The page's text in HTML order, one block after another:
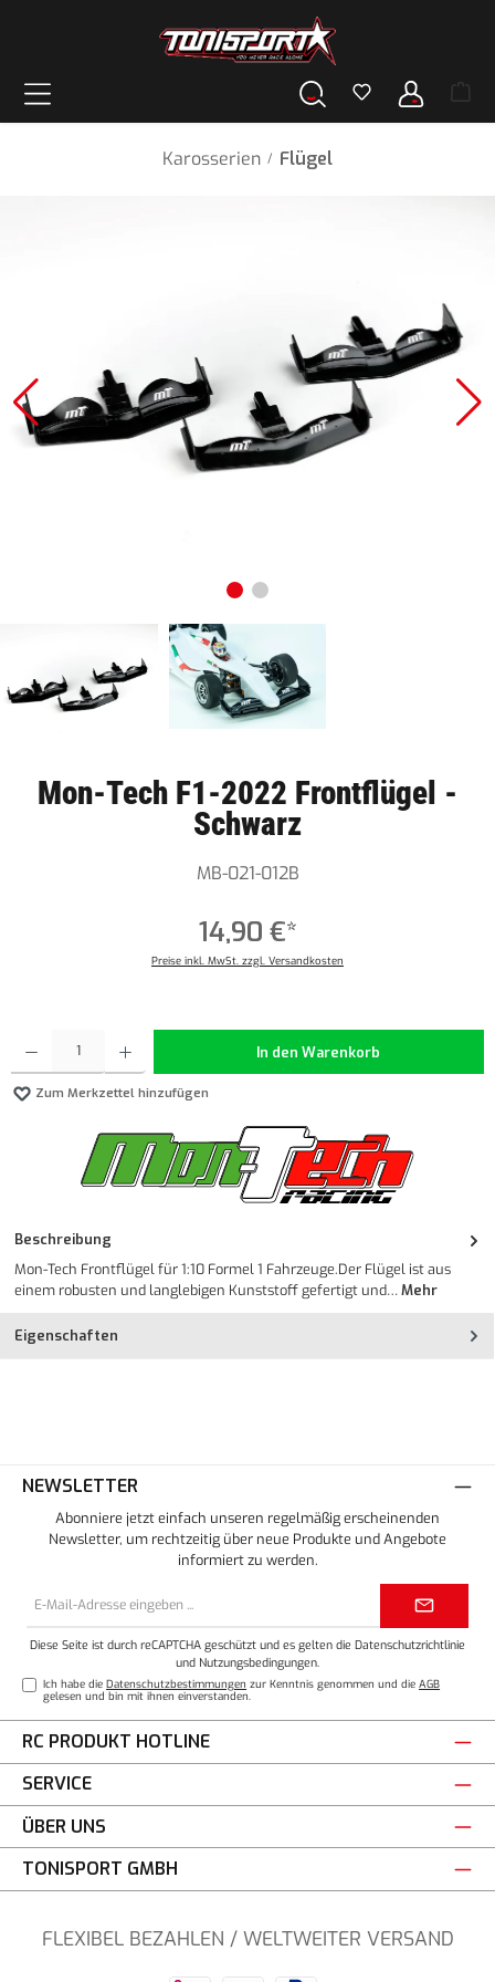
Karosserien / Flügel
Mon-Tech F1-2022 Frontflügel -
Schwarz
MB-021-012B
14,90 €*
Preise inkl. MwSt. zzgl. Versandkosten
In den Warenkorb
Zum Merkzettel hinzufügen
Beschreibung
Mon-Tech Frontflügel für 1:10 Formel 1 Fahrzeuge.Der Flügel ist aus
einem robusten und langlebigen Kunststoff gefertigt und…Mehr
Eigenschaften
NEWSLETTER
Abonniere jetzt einfach unseren regelmäßig erscheinenden
Newsletter, um rechtzeitig über neue Produkte und Angebote
informiert zu werden.
Diese Seite ist durch reCAPTCHA geschützt und es gelten die Datenschutzrichtlinie
und Nutzungsbedingungen
Ich habe dieDatenschutzbestimmungen zur Kenntnis genommen und dieAGB
gelesen und bin mit ihnen einverstanden.
RC PRODUKT HOTLINE
SERVICE
ÜBER UNS
TONISPORT GMBH
FLEXIBEL BEZAHLEN / WELTWEITER VERSAND